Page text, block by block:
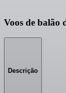
Voos de balão
Descrição